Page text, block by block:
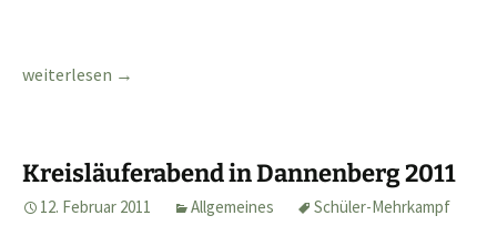
Schüler-Mehrkämpfe und Staffeln in Lüchow 2011
weiterlesen →
Kreisläuferabend in Dannenberg 2011
12. Februar 2011 Allgemeines Schüler-Mehrkampf